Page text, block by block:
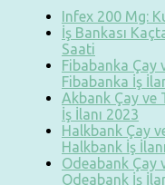
Infex 200 Mg:
İş Bankası
Saati
Fibabanka Çay
Fibabanka İş
Akbank Çay ve
İş İlanı 2023
Halkbank Çay
Halkbank İş
Odeabank Çay
Odeabank İş